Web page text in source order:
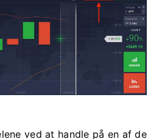
ved at handle på en af ​​de